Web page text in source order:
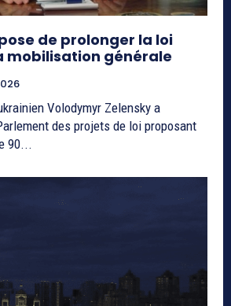
de prolonger la loi
mobilisation générale
Volodymyr Zelensky a
des projets de loi proposant
90...